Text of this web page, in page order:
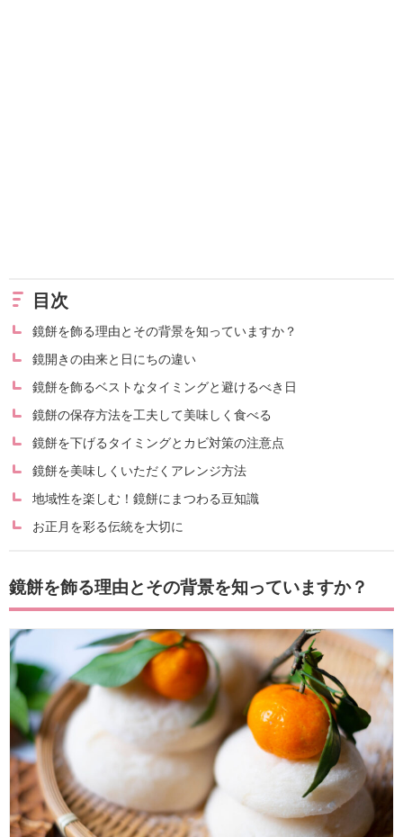
目次
鏡餅を飾る理由とその背景を知っていますか？
鏡開きの由来と日にちの違い
鏡餅を飾るベストなタイミングと避けるべき日
鏡餅の保存方法を工夫して美味しく食べる
鏡餅を下げるタイミングとカビ対策の注意点
鏡餅を美味しくいただくアレンジ方法
地域性を楽しむ！鏡餅にまつわる豆知識
お正月を彩る伝統を大切に
鏡餅を飾る理由とその背景を知っていますか？